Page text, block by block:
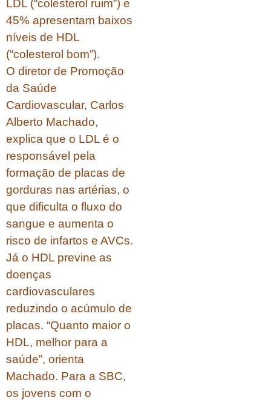
LDL (“colesterol ruim”) e
45% apresentam baixos
níveis de HDL
(“colesterol bom”).
O diretor de Promoção
da Saúde
Cardiovascular, Carlos
Alberto Machado,
explica que o LDL é o
responsável pela
formação de placas de
gorduras nas artérias, o
que dificulta o fluxo do
sangue e aumenta o
risco de infartos e AVCs.
Já o HDL previne as
doenças
cardiovasculares
reduzindo o acúmulo de
placas. “Quanto maior o
HDL, melhor para a
saúde”, orienta
Machado. Para a SBC,
os jovens com o